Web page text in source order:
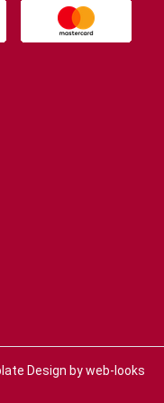
Design byweb-looks